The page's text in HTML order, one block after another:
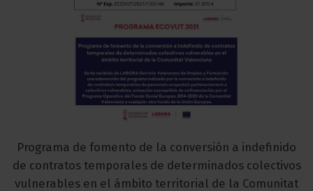
Programa de fomento de la conversión a indefinido
de contratos temporales de determinados colectivos
vulnerables en el ámbito territorial de la Comunitat